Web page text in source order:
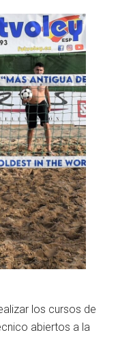
los cursos de
abiertos a la